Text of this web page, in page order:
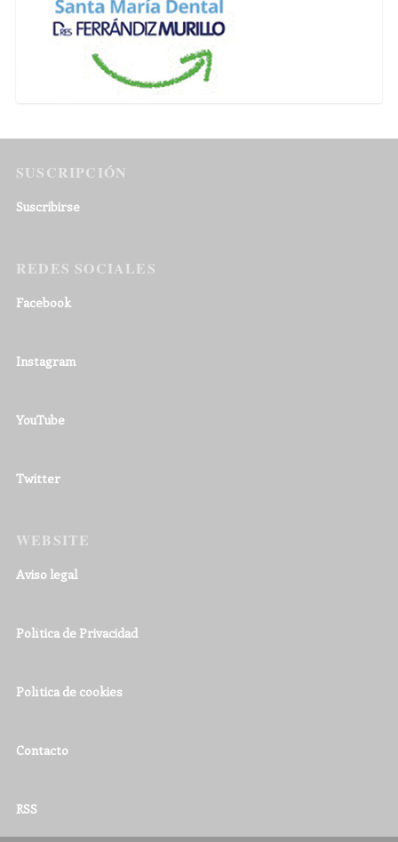
SUSCRIPCIÓN
Suscribirse
REDES SOCIALES
Facebook
Instagram
YouTube
Twitter
WEBSITE
Aviso legal
Política de Privacidad
Política de cookies
Contacto
RSS